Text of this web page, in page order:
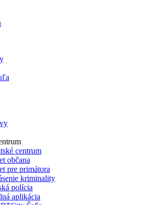
centrum
občana
pre primátora
kriminality
polícia
aplikácia